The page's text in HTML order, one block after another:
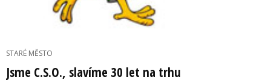
STARÉ MĚSTO
Jsme C.S.O., slavíme 30 let na trhu